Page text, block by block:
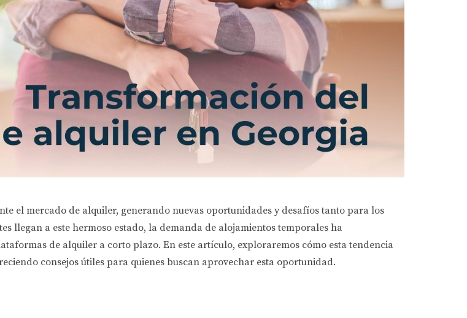
el mercado de alquiler, generando nuevas oportunidades y desafíos tanto para los
llegan a este hermoso estado, la demanda de alojamientos temporales ha
de alquiler a corto plazo. En este artículo, exploraremos cómo esta tendencia
consejos útiles para quienes buscan aprovechar esta oportunidad.